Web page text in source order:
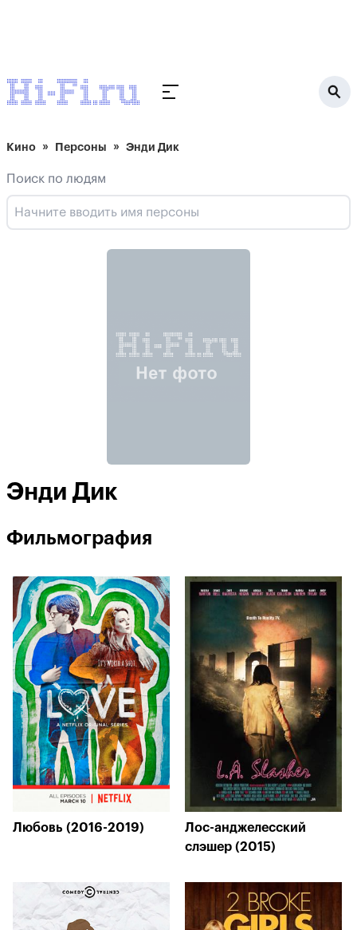
Кино Персоны Энди Дик
Поиск по людям
Энди Дик
Фильмография
Любовь (2016-2019)
Лос-анджелесский
слэшер (2015)